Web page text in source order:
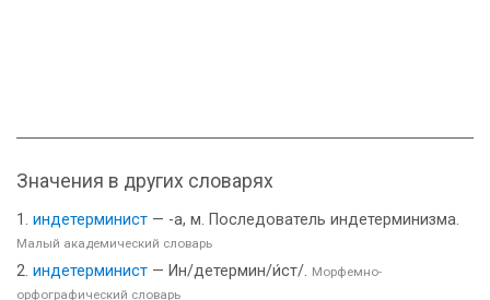
Значения в других словарях
индетерминист — -а, м. Последователь индетерминизма.
Малый академический словарь
индетерминист — Ин/детермин/и́ст/. Морфемно-
орфографический словарь